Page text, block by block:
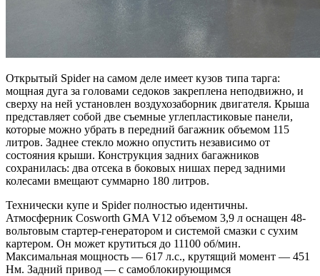
Открытый Spider на самом деле имеет кузов типа тарга:
мощная дуга за головами седоков закреплена неподвижно, и
сверху на ней установлен воздухозаборник двигателя. Крыша
представляет собой две съемные углепластиковые панели,
которые можно убрать в передний багажник объемом 115
литров. Заднее стекло можно опустить независимо от
состояния крыши. Конструкция задних багажников
сохранилась: два отсека в боковых нишах перед задними
колесами вмещают суммарно 180 литров.
Технически купе и Spider полностью идентичны.
Атмосферник Cosworth GMA V12 объемом 3,9 л оснащен 48-
вольтовым стартер-генератором и системой смазки с сухим
картером. Он может крутиться до 11100 об/мин.
Максимальная мощность — 617 л.с., крутящий момент — 451
Нм. Задний привод — с самоблокирующимся